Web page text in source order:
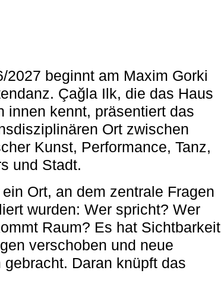
2027 beginnt am Maxim Gorki
Çağla Ilk, die das Haus
innen kennt, präsentiert das
Ort zwischen
Kunst, Performance, Tanz,
und Stadt.
Ort, an dem zentrale Fragen
wurden: Wer spricht? Wer
Raum? Es hat Sichtbarkeit
verschoben und neue
Daran knüpft das